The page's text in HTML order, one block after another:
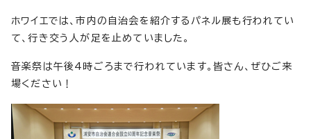
ホワイエでは、市内の自治会を紹介するパネル展も行われてい
て、行き交う人が足を止めていました。
音楽祭は午後4時ごろまで行われています。皆さん、ぜひご来
場ください！